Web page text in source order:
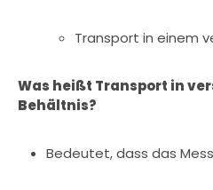
Transport in einem
Was heißt Transport in
Behältnis?
Bedeutet, dass das